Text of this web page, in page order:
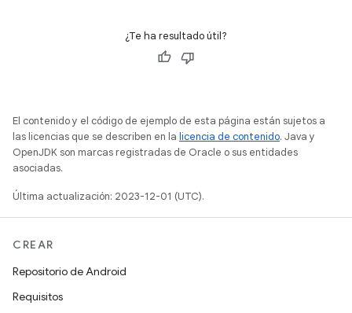
¿Te ha resultado útil?
El contenido y el código de ejemplo de esta página están sujetos a
las licencias que se describen en la licencia de contenido. Java y
OpenJDK son marcas registradas de Oracle o sus entidades
asociadas.
Última actualización: 2023-12-01 (UTC).
CREAR
Repositorio de Android
Requisitos